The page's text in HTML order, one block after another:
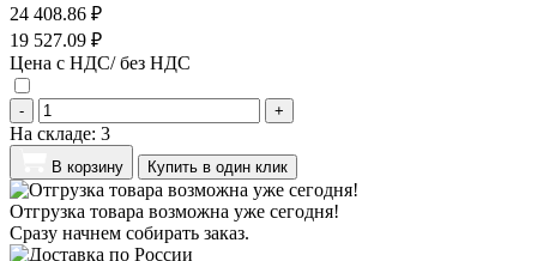
24 408.86 ₽
19 527.09 ₽
Цена с НДС/ без НДС
- +
На складе: 3
В корзину Купить в один клик
Отгрузка товара возможна уже сегодня!
Сразу начнем собирать заказ.